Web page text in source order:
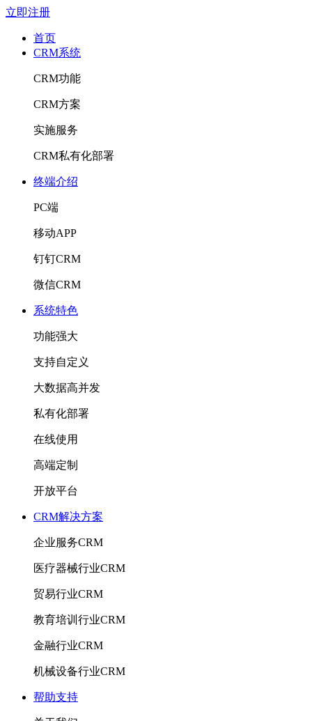
立即注册
首页
CRM系统
CRM功能
CRM方案
实施服务
CRM私有化部署
终端介绍
PC端
移动APP
钉钉CRM
微信CRM
系统特色
功能强大
支持自定义
大数据高并发
私有化部署
在线使用
高端定制
开放平台
CRM解决方案
企业服务CRM
医疗器械行业CRM
贸易行业CRM
教育培训行业CRM
金融行业CRM
机械设备行业CRM
帮助支持